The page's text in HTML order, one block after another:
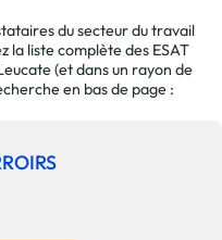
du secteur du travail
la liste complète des ESAT
(et dans un rayon de
en bas de page :